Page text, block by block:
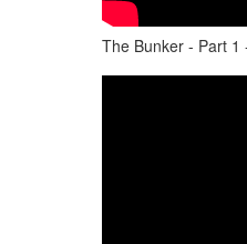
The Bunker - Part 1